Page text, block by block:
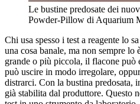
Le bustine predosate dei
Powder-Pillow di Aquarium
Chi usa spesso i test a reagente lo
una cosa banale, ma non sempre lo
grande o più piccola, il flacone può
può uscire in modo irregolare,
distrarci. Con la bustina predosata,
già stabilita dal produttore. Questo